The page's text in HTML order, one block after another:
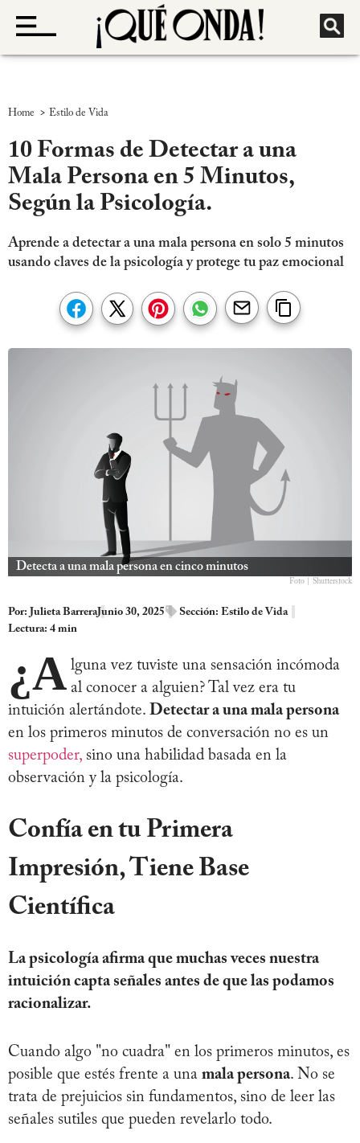
Home > Estilo de Vida
10 Formas de Detectar a una
Mala Persona en 5 Minutos,
Según la Psicología.
Aprende a detectar a una mala persona en solo 5 minutos
usando claves de la psicología y protege tu paz emocional
Detecta a una mala persona en cinco minutos
Foto | Shutterstock
Por: Julieta BarreraJunio 30, 2025 Sección: Estilo de Vida
Lectura: 4 min
¿A lguna vez tuviste una sensación incómoda
al conocer a alguien? Tal vez era tu
intuición alertándote. Detectar a una mala persona
en los primeros minutos de conversación no es un
superpoder, sino una habilidad basada en la
observación y la psicología.
Confía en tu Primera
Impresión, Tiene Base
Científica
La psicología afirma que muchas veces nuestra
intuición capta señales antes de que las podamos
racionalizar.
Cuando algo "no cuadra" en los primeros minutos, es
posible que estés frente a una mala persona. No se
trata de prejuicios sin fundamentos, sino de leer las
señales sutiles que pueden revelarlo todo.